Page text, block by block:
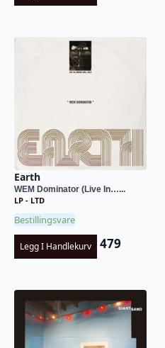
Earth
WEM Dominator (Live In…...
LP - LTD
Bestillingsvare
Legg I Handlekurv 479